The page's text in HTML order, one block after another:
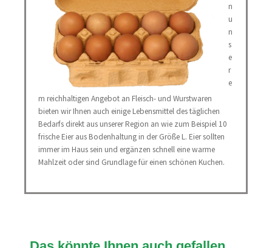
n
u
n
s
e
r
e
m reichhaltigen Angebot an Fleisch- und Wurstwaren
bieten wir Ihnen auch einige Lebensmittel des täglichen
Bedarfs direkt aus unserer Region an wie zum Beispiel 10
frische Eier aus Bodenhaltung in der Größe L. Eier sollten
immer im Haus sein und ergänzen schnell eine warme
Mahlzeit oder sind Grundlage für einen schönen Kuchen.